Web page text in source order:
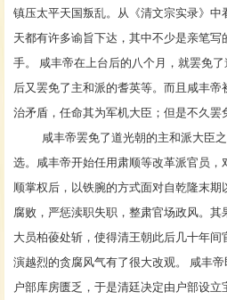
镇压太平天国叛乱。从《清文宗实录》中
天都有许多谕旨下达，其中不少是亲笔写
手。 咸丰帝在上台后的八个月，就罢免
后又罢免了主和派的耆英等。而且咸丰帝
治矛盾，任命其为军机大臣 ；但是不久罢
咸丰帝罢免了道光朝的主和派大臣
选。咸丰帝开始任用 肃顺等改革派官员，
顺掌权后，以铁腕的方式面对自乾隆末期
腐败，严惩渎职失职，整肃官场政风。其
大员柏葰处斩，使得清王朝此后几十年间
演越烈的贪腐风气有了很大改观。 咸丰帝
户部库房匮乏，于是清廷决定由户部设